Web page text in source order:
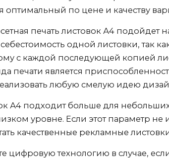
оптимальный по цене и качеству
печать листовок А4
одной листовки, так
с каждой последующей копией
печати является
любую смелую идею
А4 подходит больше для
уровне. Если этот параметр
качественные рекламные
цифровую технологию в случае,